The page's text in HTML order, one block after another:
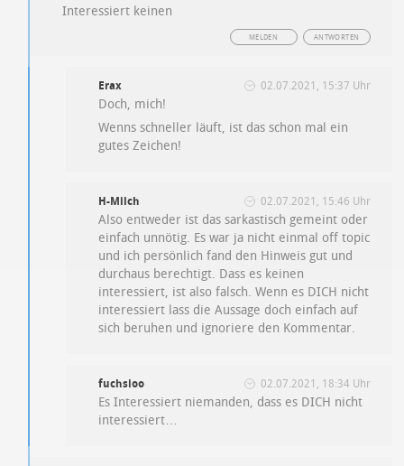
Interessiert keinen
ANTWORTEN
MELDEN
Erax 02.07.2021, 15:37 Uhr
Doch, mich!
Wenns schneller läuft, ist das schon mal ein
gutes Zeichen!
H-Milch 02.07.2021, 15:46 Uhr
Also entweder ist das sarkastisch gemeint oder
einfach unnötig. Es war ja nicht einmal off topic
und ich persönlich fand den Hinweis gut und
durchaus berechtigt. Dass es keinen
interessiert, ist also falsch. Wenn es DICH nicht
interessiert lass die Aussage doch einfach auf
sich beruhen und ignoriere den Kommentar.
fuchsioo 02.07.2021, 18:34 Uhr
Es Interessiert niemanden, dass es DICH nicht
interessiert…